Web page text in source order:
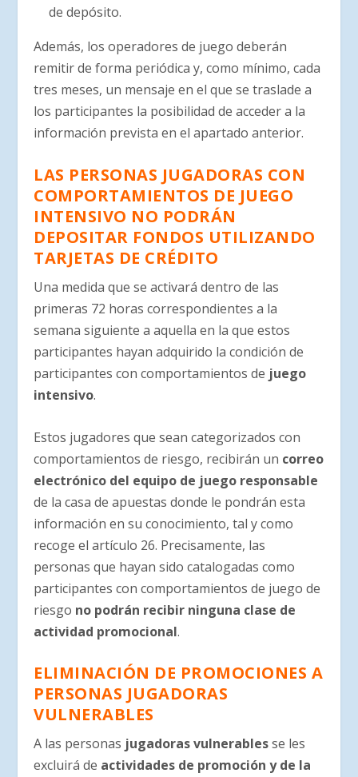
de depósito.
Además, los operadores de juego deberán
remitir de forma periódica y, como mínimo, cada
tres meses, un mensaje en el que se traslade a
los participantes la posibilidad de acceder a la
información prevista en el apartado anterior.
LAS PERSONAS JUGADORAS CON
COMPORTAMIENTOS DE JUEGO
INTENSIVO NO PODRÁN
DEPOSITAR FONDOS UTILIZANDO
TARJETAS DE CRÉDITO
Una medida que se activará dentro de las
primeras 72 horas correspondientes a la
semana siguiente a aquella en la que estos
participantes hayan adquirido la condición de
participantes con comportamientos de juego
intensivo.
Estos jugadores que sean categorizados con
comportamientos de riesgo, recibirán un correo
electrónico del equipo de juego responsable
de la casa de apuestas donde le pondrán esta
información en su conocimiento, tal y como
recoge el artículo 26. Precisamente, las
personas que hayan sido catalogadas como
participantes con comportamientos de juego de
riesgo no podrán recibir ninguna clase de
actividad promocional.
ELIMINACIÓN DE PROMOCIONES A
PERSONAS JUGADORAS
VULNERABLES
A las personas jugadoras vulnerablesse les
excluirá de actividades de promoción y de la